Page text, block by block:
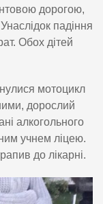
дорогою,
падіння
Обох дітей
мотоцикл
дорослий
алкогольного
учнем ліцею.
до лікарні.